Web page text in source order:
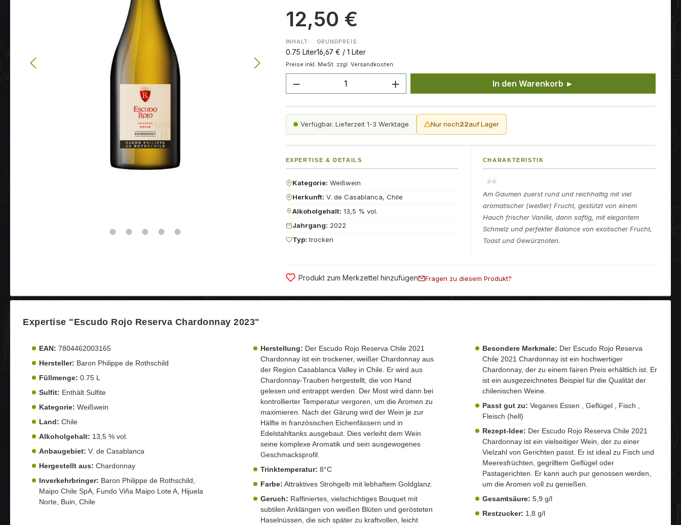
12,50 €
INHALT:
0.75 Liter
GRUNDPREIS
16,67 € / 1 Liter
Preise inkl. MwSt. zzgl. Versandkosten.
Produkt Anzahl: Gib den gewünschten Wert ein oder benutze die
In den Warenkorb ►
Verfügbar. Lieferzeit 1-3 Werktage Nur noch22auf Lager
EXPERTISE & DETAILS
Kategorie: Weißwein
Herkunft: V. de Casablanca, Chile
Alkoholgehalt: 13,5 % vol.
Jahrgang: 2022
Typ: trocken
CHARAKTERISTIK
Am Gaumen zuerst rund und reichhaltig mit viel
aromatischer (weißer) Frucht, gestützt von einem
Hauch frischer Vanille, dann saftig, mit elegantem
Schmelz und perfekter Balance von exotischer Frucht,
Toast und Gewürznoten.
Produkt zum Merkzettel hinzufügen Fragen zu diesem Produkt?
Expertise "Escudo Rojo Reserva Chardonnay 2023"
EAN: 7804462003165
Hersteller: Baron Philippe de Rothschild
Füllmenge: 0.75 L
Sulfit: Enthält Sulfite
Kategorie: Weißwein
Land: Chile
Alkoholgehalt: 13,5 % vol.
Anbaugebiet: V. de Casablanca
Hergestellt aus: Chardonnay
Inverkehrbringer: Baron Philippe de Rothschild,
Maipo Chile SpA, Fundo Viña Maipo Lote A, Hijuela
Norte, Buin, Chile
Herstellung: Der Escudo Rojo Reserva Chile 2021
Chardonnay ist ein trockener, weißer Chardonnay aus
der Region Casablanca Valley in Chile. Er wird aus
Chardonnay-Trauben hergestellt, die von Hand
gelesen und entrappt werden. Der Most wird dann bei
kontrollierter Temperatur vergoren, um die Aromen zu
maximieren. Nach der Gärung wird der Wein je zur
Hälfte in französischen Eichenfässern und in
Edelstahltanks ausgebaut. Dies verleiht dem Wein
seine komplexe Aromatik und sein ausgewogenes
Geschmacksprofil.
Trinktemperatur: 8°C
Farbe: Attraktives Strohgelb mit lebhaftem Goldglanz.
Geruch: Raffiniertes, vielschichtiges Bouquet mit
subtilen Anklängen von weißen Blüten und gerösteten
Haselnüssen, die sich später zu kraftvollen, leicht
Besondere Merkmale: Der Escudo Rojo Reserva
Chile 2021 Chardonnay ist ein hochwertiger
Chardonnay, der zu einem fairen Preis erhältlich ist. Er
ist ein ausgezeichnetes Beispiel für die Qualität der
chilenischen Weine.
Passt gut zu:
Fleisch (hell)
Rezept-Idee: Der Escudo Rojo Reserva Chile 2021
Chardonnay ist ein vielseitiger Wein, der zu einer
Vielzahl von Gerichten passt. Er ist ideal zu Fisch und
Meeresfrüchten, gegrilltem Geflügel oder
Pastagerichten. Er kann auch pur genossen werden,
um die Aromen voll zu genießen.
Gesamtsäure: 5,9 g/l
Restzucker: 1,8 g/l